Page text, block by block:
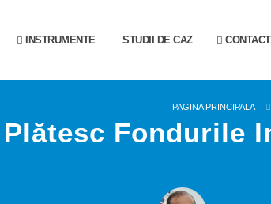
INSTRUMENTE STUDII DE CAZ
PAGINA PRINCIPALA
Fondurile